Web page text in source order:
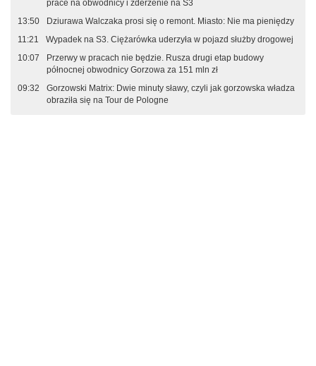
prace na obwodnicy i zderzenie na S3
13:50
Dziurawa Walczaka prosi się o remont. Miasto: Nie ma pieniędzy
11:21
Wypadek na S3. Ciężarówka uderzyła w pojazd służby drogowej
10:07
Przerwy w pracach nie będzie. Rusza drugi etap budowy
północnej obwodnicy Gorzowa za 151 mln zł
09:32
Gorzowski Matrix: Dwie minuty sławy, czyli jak gorzowska władza
obraziła się na Tour de Pologne